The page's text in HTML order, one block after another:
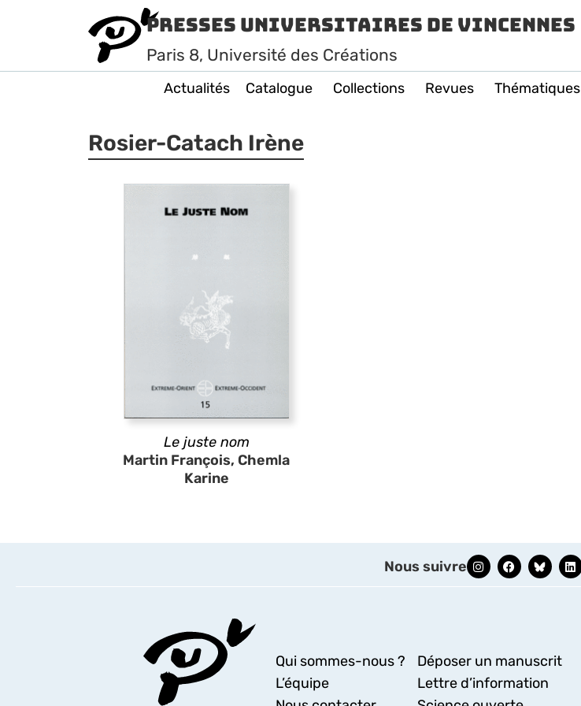
Presses Universitaires de Vincennes
Paris 8, Université des Créations
Actualités Catalogue Collections Revues Thématiques
Rosier-Catach Irène
Le juste nom
Martin François, Chemla
Karine
Nous suivre
Qui sommes-nous ?
L’équipe
Déposer un manuscrit
Lettre d’information